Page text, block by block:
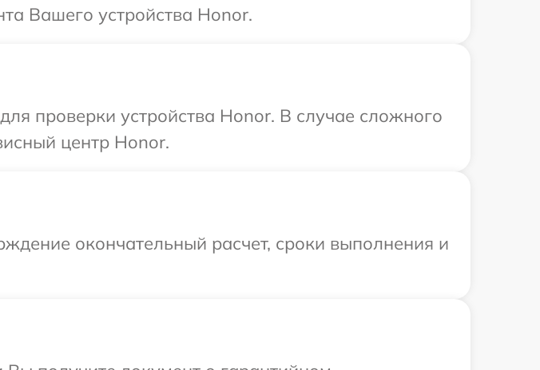
Вашего устройства Honor.
проверки устройства Honor. В случае сложного
центр Honor.
окончательный расчет, сроки выполнения и